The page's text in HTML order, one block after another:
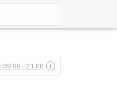
09:00—21:00 i